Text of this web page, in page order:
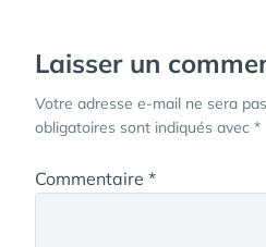
Laisser un
Votre adresse e-mail ne sera
obligatoires sont indiqués avec *
Commentaire *